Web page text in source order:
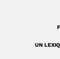
UN